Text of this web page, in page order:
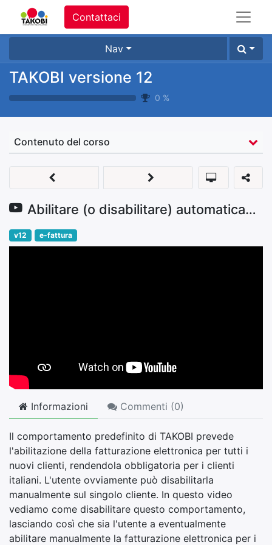
Contattaci
Nav
TAKOBI versione 12
0 %
Contenuto del corso
Abilitare (o disabilitare) automaticamente la fatturazione elettronica per i clienti
v12 e-fattura
Informazioni Commenti (0)
Il comportamento predefinito di TAKOBI prevede
l'abilitazione della fatturazione elettronica per tutti i
nuovi clienti, rendendola obbligatoria per i clienti
italiani. L'utente ovviamente può disabilitarla
manualmente sul singolo cliente. In questo video
vediamo come disabilitare questo comportamento,
lasciando così che sia l'utente a eventualmente
abilitare manualmente la fatturazione elettronica per i